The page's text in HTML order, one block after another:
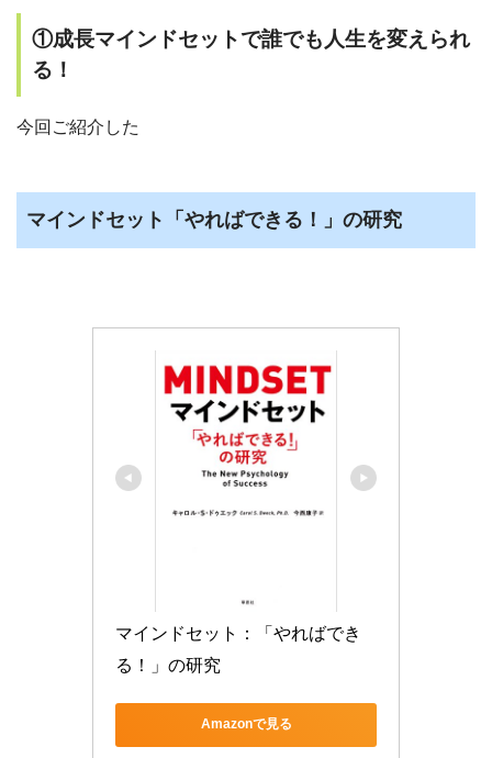
①成長マインドセットで誰でも人生を変えられ
る！
今回ご紹介した
マインドセット「やればできる！」の研究
マインドセット：「やればでき
る！」の研究
Amazonで見る